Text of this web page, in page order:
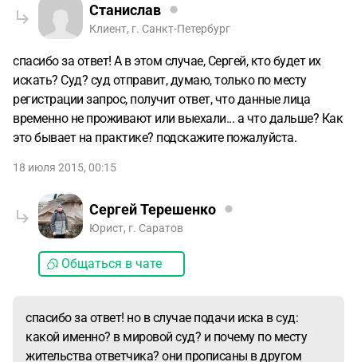
Станислав
Клиент, г. Санкт-Петербург
спасибо за ответ! А в этом случае, Сергей, кто будет их
искать? Суд? суд отправит, думаю, только по месту
регистрации запрос, получит ответ, что данные лица
временно не проживают или выехали... а что дальше? Как
это бывает на практике? подскажите пожалуйста.
18 июля 2015, 00:15
Сергей Терешенко
Юрист, г. Саратов
Общаться в чате
спасибо за ответ! но в случае подачи иска в суд:
какой именно? в мировой суд? и почему по месту
жительства ответчика? они прописаны в другом